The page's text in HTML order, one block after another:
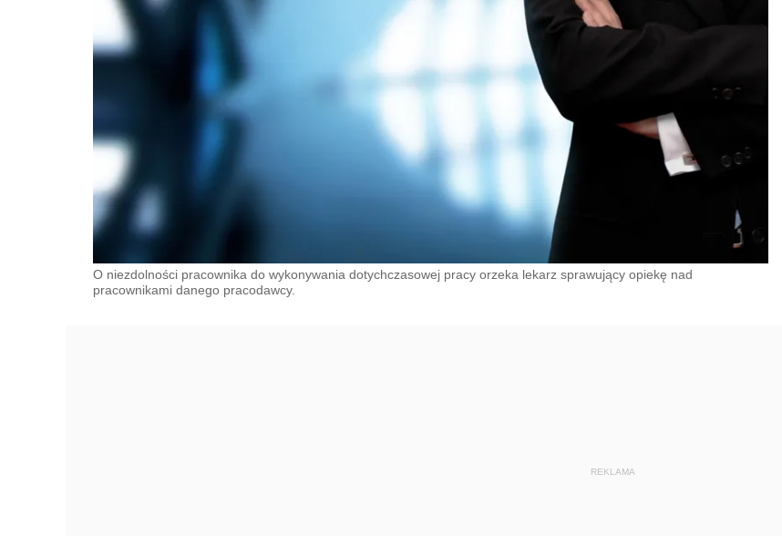
O niezdolności pracownika do wykonywania dotychczasowej pracy orzeka lekarz sprawujący opiekę nad
pracownikami danego pracodawcy.